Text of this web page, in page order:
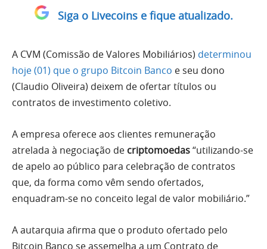
Siga o Livecoins e fique atualizado.
A CVM (Comissão de Valores Mobiliários) determinou
hoje (01) que o grupo Bitcoin Banco e seu dono
(Claudio Oliveira) deixem de ofertar títulos ou
contratos de investimento coletivo.
A empresa oferece aos clientes remuneração
atrelada à negociação de criptomoedas“utilizando-se
de apelo ao público para celebração de contratos
que, da forma como vêm sendo ofertados,
enquadram-se no conceito legal de valor mobiliário.”
A autarquia afirma que o produto ofertado pelo
Bitcoin Banco se assemelha a um Contrato de